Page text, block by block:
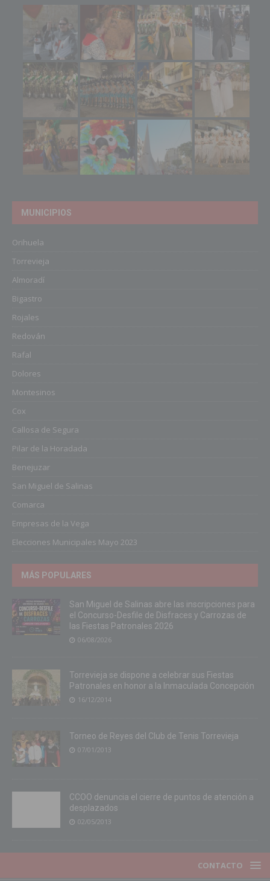
MUNICIPIOS
Orihuela
Torrevieja
Almoradí
Bigastro
Rojales
Redován
Rafal
Dolores
Montesinos
Cox
Callosa de Segura
Pilar de la Horadada
Benejuzar
San Miguel de Salinas
Comarca
Empresas de la Vega
Elecciones Municipales Mayo 2023
MÁS POPULARES
San Miguel de Salinas abre las inscripciones para
el Concurso-Desfile de Disfraces y Carrozas de
las Fiestas Patronales 2026
06/08/2026
Torrevieja se dispone a celebrar sus Fiestas
Patronales en honor a la Inmaculada Concepción
16/12/2014
Torneo de Reyes del Club de Tenis Torrevieja
07/01/2013
CCOO denuncia el cierre de puntos de atención a
desplazados
02/05/2013
CONTACTO